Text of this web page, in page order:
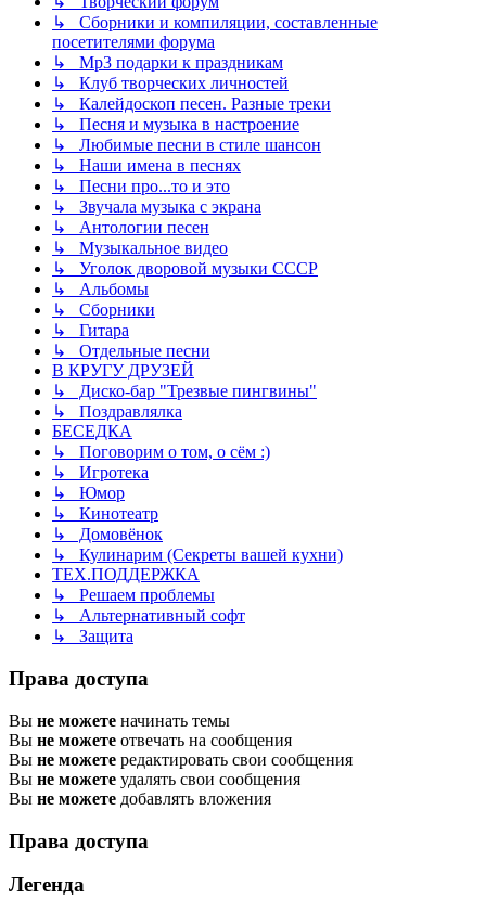
↳ Сборники и компиляции, составленные
посетителями форума
↳ Mp3 подарки к праздникам
↳ Клуб творческих личностей
↳ Калейдоскоп песен. Разные треки
↳ Песня и музыка в настроение
↳ Любимые песни в стиле шансон
↳ Наши имена в песнях
↳ Песни про...то и это
↳ Звучала музыка с экрана
↳ Антологии песен
↳ Музыкальное видео
↳ Уголок дворовой музыки СССР
↳ Альбомы
↳ Сборники
↳ Гитара
↳ Отдельные песни
В КРУГУ ДРУЗЕЙ
↳ Диско-бар "Трезвые пингвины"
↳ Поздравлялка
БЕСЕДКА
↳ Поговорим о том, о сём :)
↳ Игротека
↳ Юмор
↳ Кинотеатр
↳ Домовёнок
↳ Кулинарим (Секреты вашей кухни)
ТЕХ.ПОДДЕРЖКА
↳ Решаем проблемы
↳ Альтернативный софт
↳ Защита
Права доступа
Вы не можете начинать темы
Вы не можете отвечать на сообщения
Вы не можете редактировать свои сообщения
Вы не можете удалять свои сообщения
Вы не можете добавлять вложения
Права доступа
Легенда